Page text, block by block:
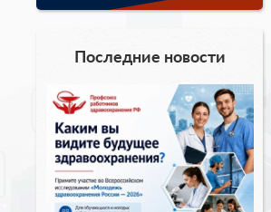
Последние новости